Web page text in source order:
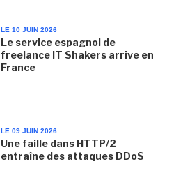
LE 10 JUIN 2026
Le service espagnol de
freelance IT Shakers arrive en
France
LE 09 JUIN 2026
Une faille dans HTTP/2
entraîne des attaques DDoS